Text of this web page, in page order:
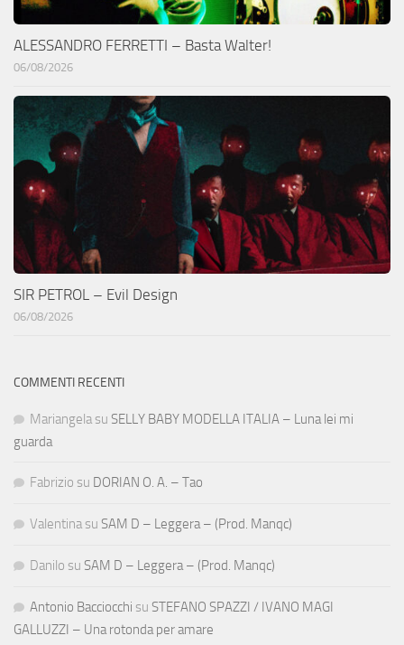
ALESSANDRO FERRETTI – Basta Walter!
06/08/2026
SIR PETROL – Evil Design
06/08/2026
COMMENTI RECENTI
Mariangela su SELLY BABY MODELLA ITALIA – Luna lei mi
guarda
Fabrizio su DORIAN O. A. – Tao
Valentina su SAM D – Leggera – (Prod. Manqc)
Danilo su SAM D – Leggera – (Prod. Manqc)
Antonio Bacciocchi su STEFANO SPAZZI / IVANO MAGI
GALLUZZI – Una rotonda per amare